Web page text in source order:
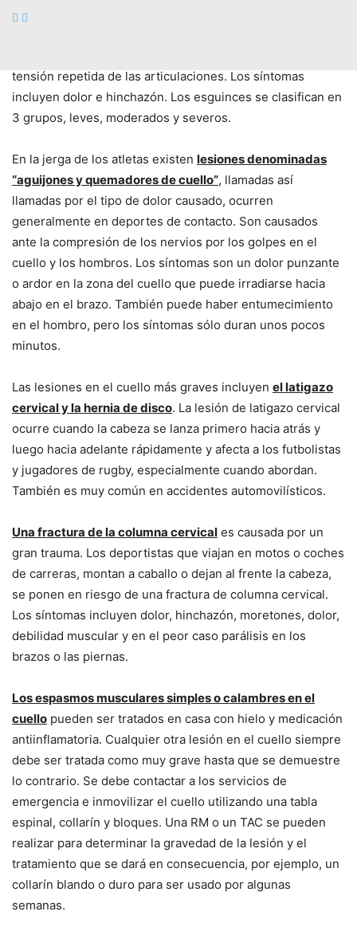
tensión repetida de las articulaciones. Los síntomas
incluyen dolor e hinchazón. Los esguinces se clasifican en
3 grupos, leves, moderados y severos.
En la jerga de los atletas existen lesiones denominadas
“aguijones y quemadores de cuello”, llamadas así
llamadas por el tipo de dolor causado, ocurren
generalmente en deportes de contacto. Son causados
ante la compresión de los nervios por los golpes en el
cuello y los hombros. Los síntomas son un dolor punzante
o ardor en la zona del cuello que puede irradiarse hacia
abajo en el brazo. También puede haber entumecimiento
en el hombro, pero los síntomas sólo duran unos pocos
minutos.
Las lesiones en el cuello más graves incluyen el latigazo
cervical y la hernia de disco. La lesión de latigazo cervical
ocurre cuando la cabeza se lanza primero hacia atrás y
luego hacia adelante rápidamente y afecta a los futbolistas
y jugadores de rugby, especialmente cuando abordan.
También es muy común en accidentes automovilísticos.
Una fractura de la columna cervical es causada por un
gran trauma. Los deportistas que viajan en motos o coches
de carreras, montan a caballo o dejan al frente la cabeza,
se ponen en riesgo de una fractura de columna cervical.
Los síntomas incluyen dolor, hinchazón, moretones, dolor,
debilidad muscular y en el peor caso parálisis en los
brazos o las piernas.
Los espasmos musculares simples o calambres en el
cuello pueden ser tratados en casa con hielo y medicación
antiinflamatoria. Cualquier otra lesión en el cuello siempre
debe ser tratada como muy grave hasta que se demuestre
lo contrario. Se debe contactar a los servicios de
emergencia e inmovilizar el cuello utilizando una tabla
espinal, collarín y bloques. Una RM o un TAC se pueden
realizar para determinar la gravedad de la lesión y el
tratamiento que se dará en consecuencia, por ejemplo, un
collarín blando o duro para ser usado ​​por algunas
semanas.